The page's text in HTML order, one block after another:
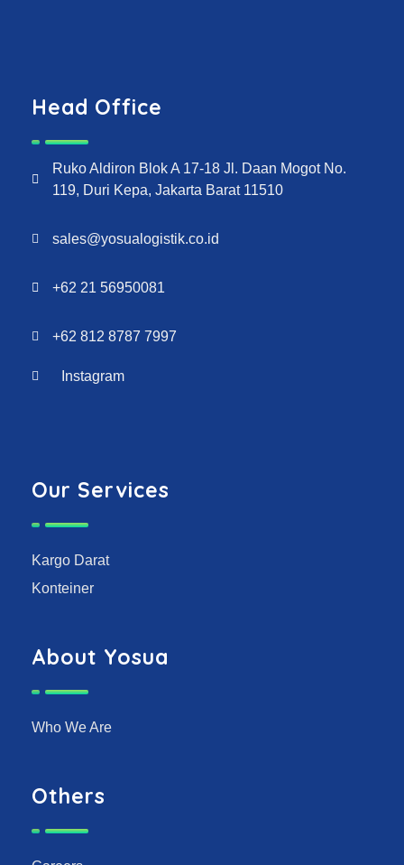
Head Office
Ruko Aldiron Blok A 17-18 Jl. Daan Mogot No.
119, Duri Kepa, Jakarta Barat 11510
sales@yosualogistik.co.id
+62 21 56950081
+62 812 8787 7997
Instagram
Our Services
Kargo Darat
Konteiner
About Yosua
Who We Are
Others